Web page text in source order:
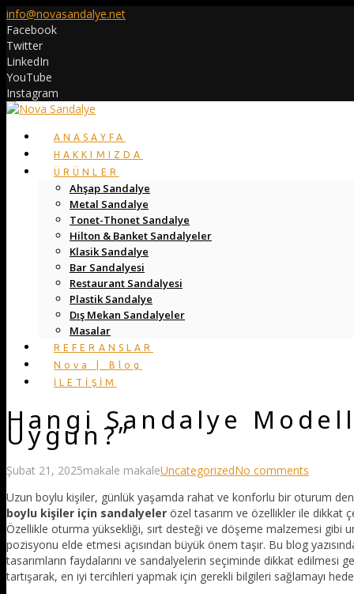
info@novasandalye.net
Facebook
Twitter
LinkedIn
YouTube
Instagram
ANASAYFA
HAKKIMIZDA
ÜRÜNLER
Ahşap Sandalye
Metal Sandalye
Tonet-Thonet Sandalye
Hilton & Banket Sandalyeler
Klasik Sandalye
Bar Sandalyesi
Restaurant Sandalyesi
Plastik Sandalye
Dış Mekan Sandalyeler
Masalar
REFERANSLAR
Nova | Blog
İLETİŞİM
Hangi Sandalye
Uygun?”
Şubat 21, 2025makale makaleUncategorizedNo comments
Uzun boylu kişiler, günlük yaşamda rahat ve konforlu bir oturum
boylu kişiler için sandalyeler özel tasarım ve özellikler ile dikkat
Özellikle oturma yüksekliği, sırt desteği ve döşeme malzemesi gibi
pozisyonu elde etmesi açısından büyük önem taşır. Bu blog
tasarımların faydalarını ve sandalyelerin seçiminde dikkat edilmesi
tartışarak, en iyi tercihleri yapmak için gerekli bilgileri sağlamayı